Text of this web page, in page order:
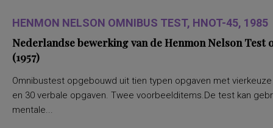
HENMON NELSON OMNIBUS TEST, HNOT-45, 1985
Nederlandse bewerking van de Henmon Nelson
(1957)
Omnibustest opgebouwd uit tien typen opgaven met
en 30 verbale opgaven. Twee voorbeelditems.De test kan
mentale...